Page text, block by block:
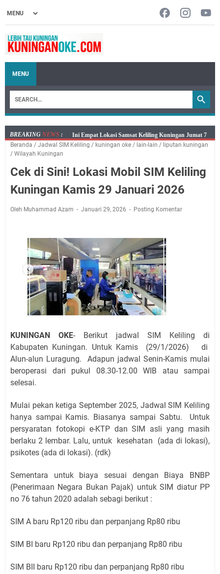
MENU
BREAKING NEWS :
Jumat 7 Agustus 2026 Mobil SIM Keliling Ada di
Kecamatan Sindangagung
Dicabut Dari Hidupmu, Kamu Akan Tetap Berjalan
Kelaparan Meskipun Memiliki Sekarung Penuh Uang
juga Tempat Beristirahat yang Paling Menenangkan, Ini
Sangat Seru
Warga Mulai Kesulitan Air Bersih Akibat Kekeringan,
Polres Kuningan dan PAM Tirta Kamuning Salurakan
12 Ribu Liter
Uniku Jadi Tuan Rumah Pendampingan Penyusunan
Dokumen SPMI
Info Sembako di Pasar Kepuh Kuningan Kamis 6
Agustus 2026, Daging Naik, Telur Turun
Agenda Kegiatan Bupati Kuningan Jumat 7 Agustus
2026 Ada Tiga, Tapi yang Bakal Dihadiri Hanya Satu
Beranda / Jadwal SIM Keliling / kuningan oke / lain-lain / liputan kuningan
/ Wilayah Kuningan
Cek di Sini! Lokasi Mobil SIM Keliling
Kuningan Kamis 29 Januari 2026
Oleh Muhammad Azam Januari 29, 2026 Posting Komentar
KUNINGAN OKE- Berikut jadwal SIM Keliling di
Kabupaten Kuningan. Untuk Kamis (29/1/2026)
di
Alun-alun Luragung. Adapun jadwal Senin-Kamis mulai
beroperasi dari pukul 08.30-12.00 WIB atau sampai
selesai.
Mulai pekan ketiga September 2025, Jadwal SIM Keliling
hanya sampai Kamis. Biasanya sampai Sabtu. Untuk
persyaratan fotokopi e-KTP dan SIM asli yang masih
berlaku 2 lembar. Lalu, untuk kesehatan (ada di lokasi),
psikotes (ada di lokasi). (rdk)
Sementara untuk biaya sesuai dengan Biaya BNBP
(Penerimaan Negara Bukan Pajak) untuk SIM diatur PP
no 76 tahun 2020 adalah sebagi berikut :
SIM A baru Rp120 ribu dan perpanjang Rp80 ribu
SIM BI baru Rp120 ribu dan perpanjang Rp80 ribu
SIM BII baru Rp120 ribu dan perpanjang Rp80 ribu